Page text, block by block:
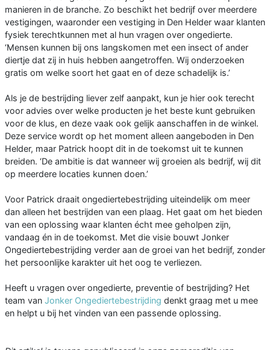
manieren in de branche. Zo beschikt het bedrijf over meerdere
vestigingen, waaronder een vestiging in Den Helder waar klanten
fysiek terechtkunnen met al hun vragen over ongedierte.
‘Mensen kunnen bij ons langskomen met een insect of ander
diertje dat zij in huis hebben aangetroffen. Wij onderzoeken
gratis om welke soort het gaat en of deze schadelijk is.’
Als je de bestrijding liever zelf aanpakt, kun je hier ook terecht
voor advies over welke producten je het beste kunt gebruiken
voor de klus, en deze vaak ook gelijk aanschaffen in de winkel.
Deze service wordt op het moment alleen aangeboden in Den
Helder, maar Patrick hoopt dit in de toekomst uit te kunnen
breiden. ‘De ambitie is dat wanneer wij groeien als bedrijf, wij dit
op meerdere locaties kunnen doen.’
Voor Patrick draait ongediertebestrijding uiteindelijk om meer
dan alleen het bestrijden van een plaag. Het gaat om het bieden
van een oplossing waar klanten écht mee geholpen zijn,
vandaag én in de toekomst. Met die visie bouwt Jonker
Ongediertebestrijding verder aan de groei van het bedrijf, zonder
het persoonlijke karakter uit het oog te verliezen.
Heeft u vragen over ongedierte, preventie of bestrijding? Het
team van Jonker Ongediertebestrijding denkt graag met u mee
en helpt u bij het vinden van een passende oplossing.